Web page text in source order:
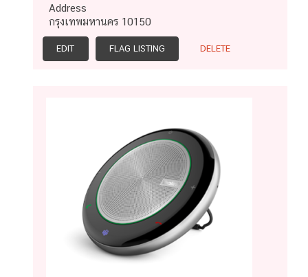
Address
กรุงเทพมหานคร 10150
EDIT FLAG LISTING DELETE